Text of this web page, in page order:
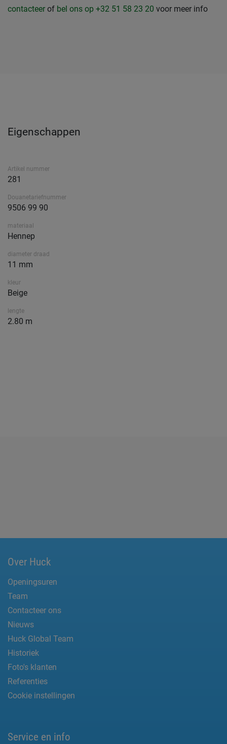
contacteer of bel ons op +32 51 58 23 20 voor meer info
Eigenschappen
Artikel nummer
281
Douanetariefnummer
9506 99 90
materiaal
Hennep
diameter draad
11 mm
kleur
Beige
lengte
2.80 m
Over Huck
Openingsuren
Team
Contacteer ons
Nieuws
Huck Global Team
Historiek
Foto's klanten
Referenties
Cookie instellingen
Service en info